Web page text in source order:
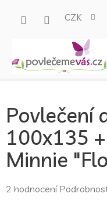
CZK
Povlečení
100x135
Minnie
Průměrné
2 hodnocení